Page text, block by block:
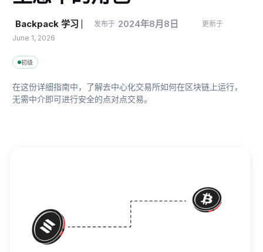
Backpack 学习 发布于 2024年8月8日
更新于
June 1, 2026
初级
在这份详细指南中，了解去中心化交易所如何在区块链上运行，
无需中介即可进行安全的点对点交易。